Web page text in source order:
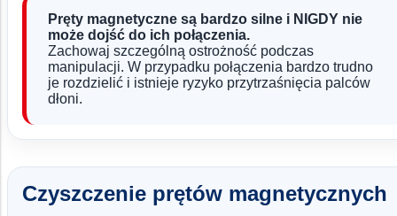
Pręty magnetyczne są bardzo silne i NIGDY nie
może dojść do ich połączenia.
Zachowaj szczególną ostrożność podczas
manipulacji. W przypadku połączenia bardzo trudno
je rozdzielić i istnieje ryzyko przytrzaśnięcia palców
dłoni.
Czyszczenie prętów magnetycznych